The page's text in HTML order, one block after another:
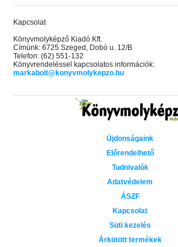
Grace and Glory - Kegyelem és
dicsőség (Az Előhírnök-trilógia
Különleges éldekorált kiadás!
Kapcsolat
Könyvmolyképző Kiadó Kft.
Címünk: 6725 Szeged, Dobó u. 12/B
Telefon: (62) 551-132
Könyvrendeléssel kapcsolatos információk:
markabolt@konyvmolykepzo.hu
Újdonságaink
Előrendelhető
Tudnivalók
Adatvédelem
ÁSZF
Kapcsolat
Süti kezelés
Árkötött termékek